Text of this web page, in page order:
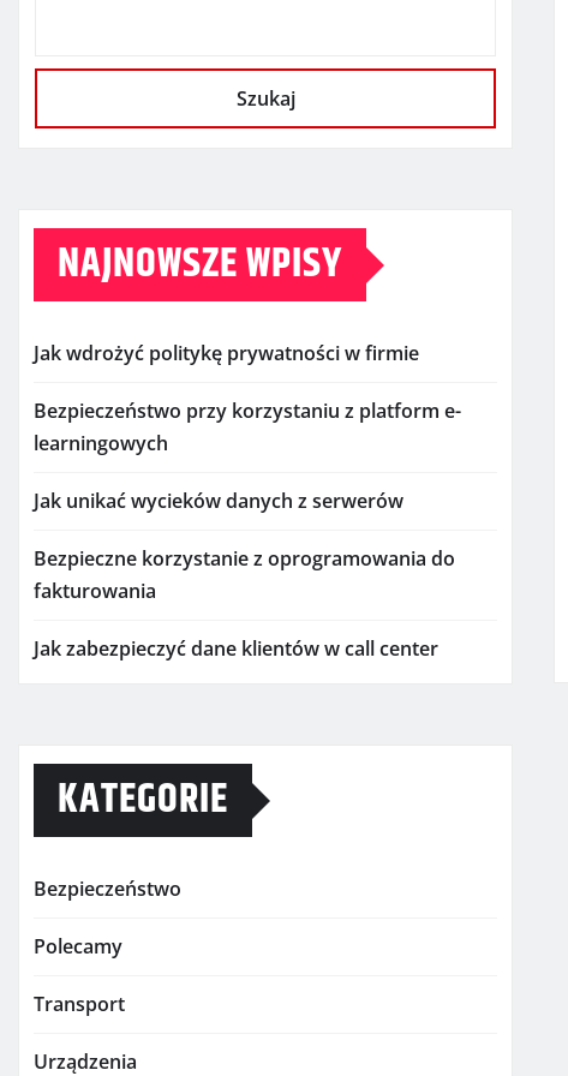
Szukaj
NAJNOWSZE WPISY
Jak wdrożyć politykę prywatności w firmie
Bezpieczeństwo przy korzystaniu z platform e-
learningowych
Jak unikać wycieków danych z serwerów
Bezpieczne korzystanie z oprogramowania do
fakturowania
Jak zabezpieczyć dane klientów w call center
KATEGORIE
Bezpieczeństwo
Polecamy
Transport
Urządzenia